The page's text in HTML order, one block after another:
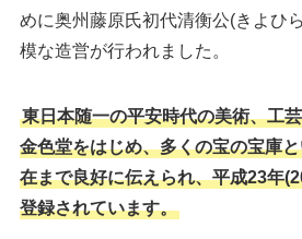
めに奥州藤原氏初代清衡公(きよひ
模な造営が行われました。
東日本随一の平安時代の美術、工
金色堂をはじめ、多くの宝の宝庫
在まで良好に伝えられ、平成23年
登録されています。